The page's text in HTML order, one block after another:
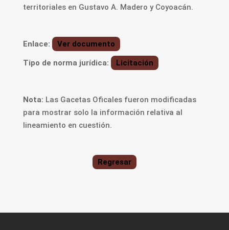
territoriales en Gustavo A. Madero y Coyoacán.
Enlace: Ver documento
Tipo de norma jurídica: Licitación
Nota: Las Gacetas Oficales fueron modificadas
para mostrar solo la información relativa al
lineamiento en cuestión.
Regresar